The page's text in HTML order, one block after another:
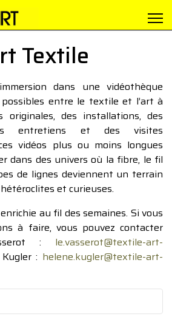
Textile
dans une vidéothèque
entre le textile et l’art à
originales, des installations, des
entretiens et des visites
vidéos plus ou moins longues
dans des univers où la fibre, le fil
de lignes deviennent un terrain
et curieuses.
au fil des semaines. Si vous
à faire, vous pouvez contacter
: le.vasserot@textile-art-
: helene.kugler@textile-art-